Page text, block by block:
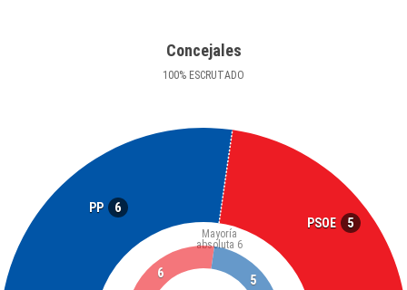
Concejales
100% ESCRUTADO
PP 6
PSOE 5
Mayoría
absoluta 6
6 5